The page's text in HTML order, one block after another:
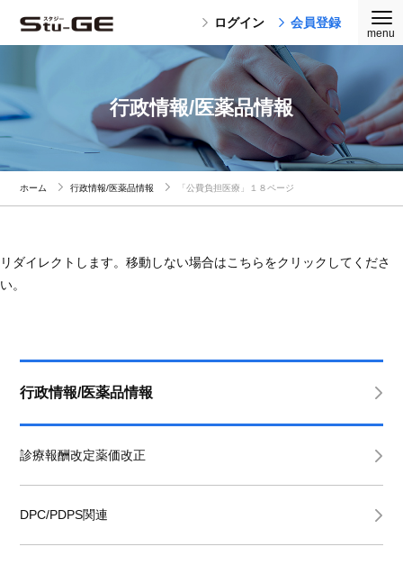
ログイン 会員登録
行政情報/医薬品情報
ホーム 行政情報/医薬品情報 「公費負担医療」１８ページ
リダイレクトします。移動しない場合はこちらをクリックしてくださ
い。
行政情報/医薬品情報
診療報酬改定薬価改正
DPC/PDPS関連